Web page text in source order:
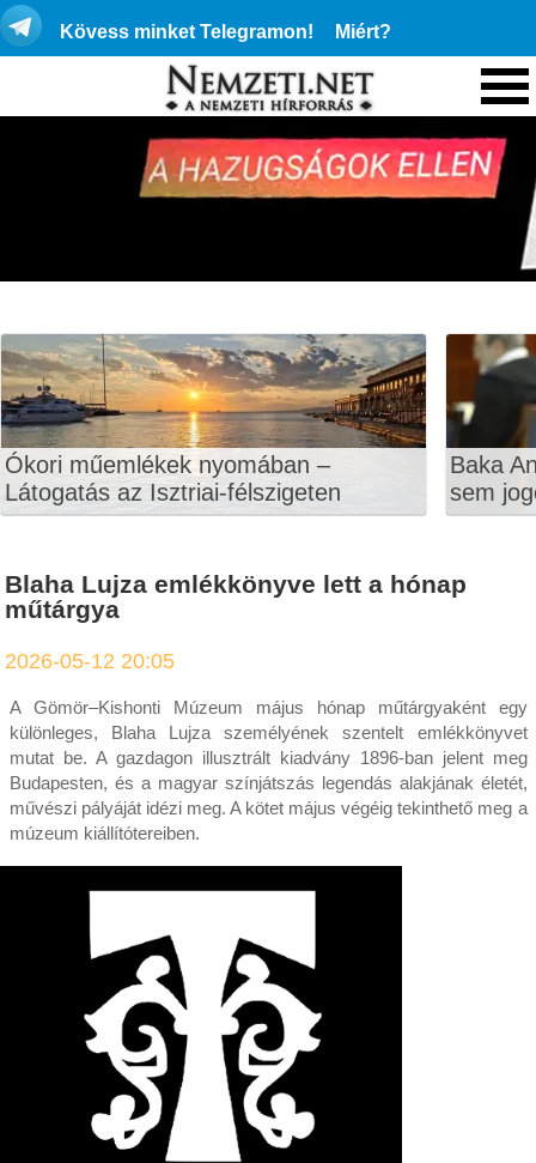
Kövess minket Telegramon! Miért?
Ókori műemlékek nyomában –
Látogatás az Isztriai-félszigeten
Baka
sem
Blaha Lujza emlékkönyve lett a hónap
műtárgya
2026-05-12 20:05
A Gömör–Kishonti Múzeum május hónap műtárgyaként egy
különleges, Blaha Lujza személyének szentelt emlékkönyvet
mutat be. A gazdagon illusztrált kiadvány 1896-ban jelent meg
Budapesten, és a magyar színjátszás legendás alakjának életét,
művészi pályáját idézi meg. A kötet május végéig tekinthető meg a
múzeum kiállítótereiben.